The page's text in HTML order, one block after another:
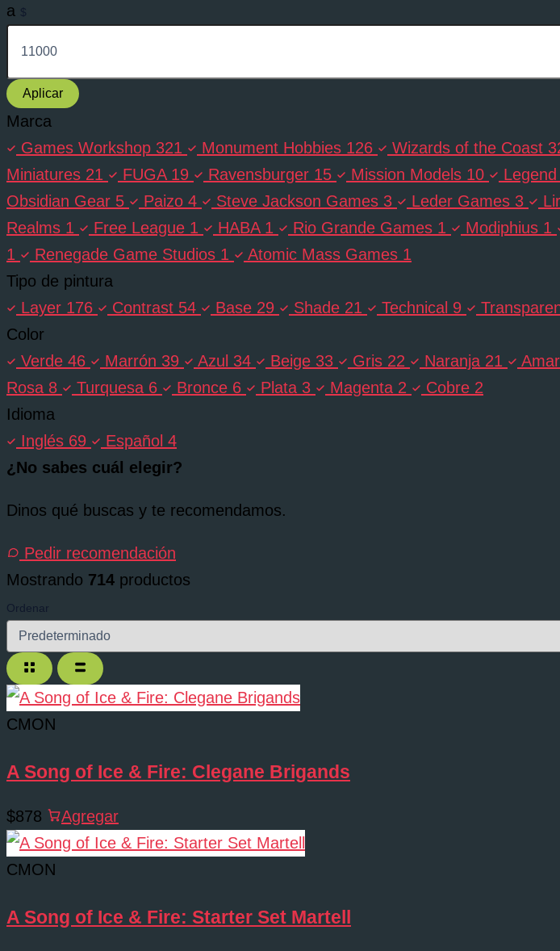
a $
Aplicar
Marca
Games Workshop 321 Monument Hobbies 126 Wizards of the Coast
Miniatures 21 FUGA 19 Ravensburger 15 Mission Models 10
Obsidian Gear 5 Paizo 4 Steve Jackson Games 3 Leder Games 3
Realms 1 Free League 1 HABA 1 Rio Grande Games 1 Modiphius 1
1
Renegade Game Studios 1 Atomic Mass Games 1
Tipo de pintura
Layer 176 Contrast 54 Base 29 Shade 21 Technical 9
Color
Verde 46 Marrón 39 Azul 34 Beige 33 Gris 22 Naranja 21
Rosa 8 Turquesa 6 Bronce 6 Plata 3 Magenta 2 Cobre 2
Idioma
Inglés 69 Español 4
¿No sabes cuál elegir?
Dinos qué buscas y te recomendamos.
Pedir recomendación
Mostrando 714 productos
Ordenar
CMON
A Song of Ice & Fire: Clegane Brigands
$878 Agregar
CMON
A Song of Ice & Fire: Starter Set Martell